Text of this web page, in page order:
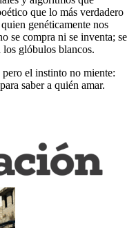
que lo más verdadero
genéticamente nos
se compra ni se inventa; se
glóbulos blancos.
el instinto no miente:
saber a quién amar.